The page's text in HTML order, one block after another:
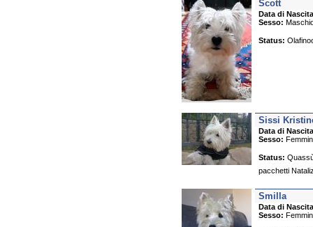
Scott
Data di
Sesso:
Status:
Sissi
Data di
Sesso:
Status:
pacchetti
Smilla
Data di
Sesso: